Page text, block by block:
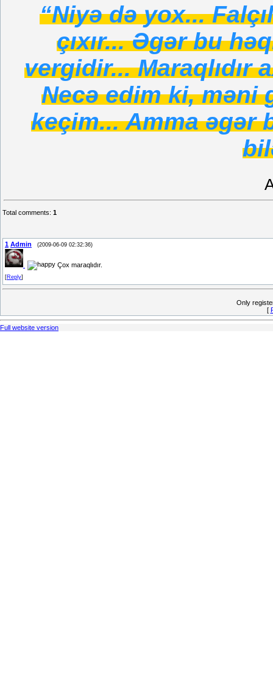
“Niyə də yox...
çıxır... Əgər bu
vergidir... Maraqlıdır
Necə edim ki, məni
keçim... Amma əgər
Total comments: 1
1 Admin (2009-06-09 02:32:36)
Çox maraqlıdır.
[Reply]
Only
[
Full website version